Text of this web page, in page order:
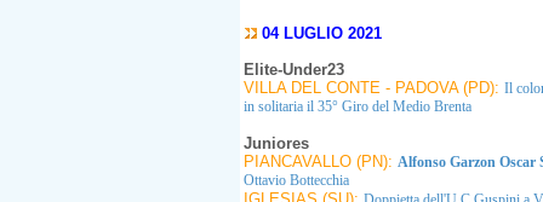
04 LUGLIO 2021
Elite-Under23
VILLA DEL CONTE - PADOVA (PD): Il
in solitaria il 35° Giro del Medio Brenta
Juniores
PIANCAVALLO (PN): Alfonso Garzon Oscar
Ottavio Bottecchia